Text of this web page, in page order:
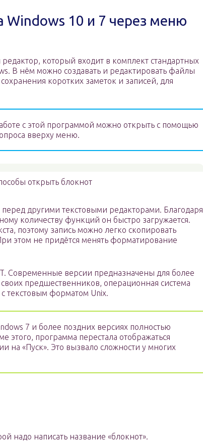
Windows 10 и 7 через меню
который входит в комплект стандартных
В нём можно создавать и редактировать файлы
коротких заметок и записей, для
с этой программой можно открыть с помощью
вверху меню.
открыть блокнот
другими текстовыми редакторами. Благодаря
количеству функций он быстро загружается.
поэтому запись можно легко скопировать
этом не придётся менять форматирование
Современные версии предназначены для более
предшественников, операционная система
текстовым форматом Unix.
7 и более поздних версиях полностью
этого, программа перестала отображаться
на «Пуск». Это вызвало сложности у многих
надо написать название «блокнот».